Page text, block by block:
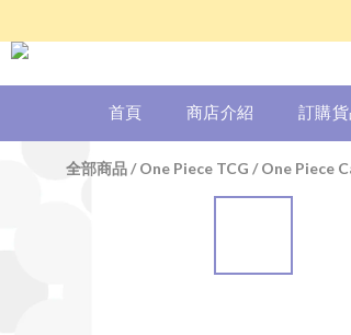
首頁 商店介紹 訂購貨
全部商品/One Piece TCG /One Piece